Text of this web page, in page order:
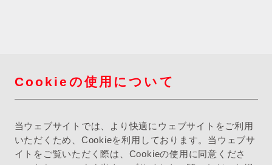
Cookieの使用について
当ウェブサイトでは、より快適にウェブサイトをご利用
いただくため、Cookieを利用しております。当ウェブサ
イトをご覧いただく際は、Cookieの使用に同意くださ